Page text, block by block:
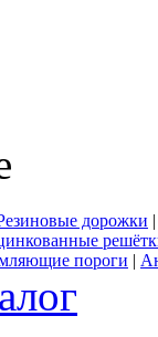
дорожки
пороги |